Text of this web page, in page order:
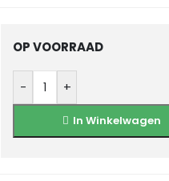
OP VOORRAAD
- +
In Winkelwagen